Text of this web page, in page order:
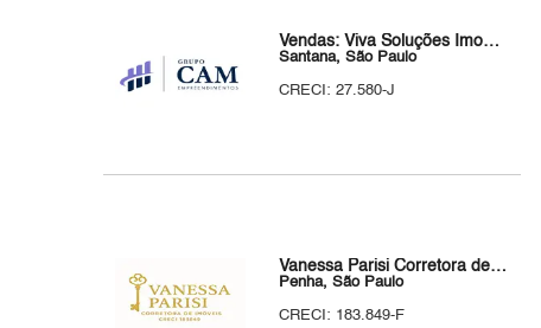
Vendas: Viva Soluções Imobiliárias
Santana, São Paulo
CRECI: 27.580-J
Vanessa Parisi Corretora de Imóveis
Penha, São Paulo
CRECI: 183.849-F